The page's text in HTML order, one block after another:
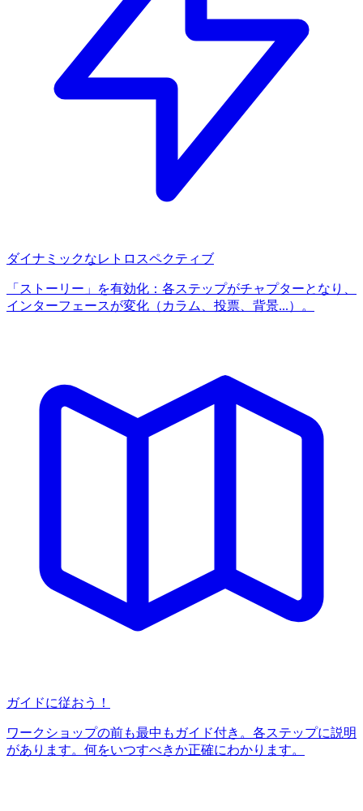
ダイナミックなレトロスペクティブ
「ストーリー」を有効化：各ステップがチャプターとなり、
インターフェースが変化（カラム、投票、背景...）。
ガイドに従おう！
ワークショップの前も最中もガイド付き。各ステップに説明
があります。何をいつすべきか正確にわかります。